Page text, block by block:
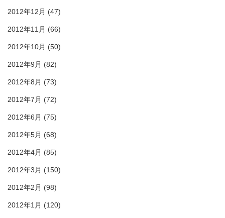
2012年12月 (47)
2012年11月 (66)
2012年10月 (50)
2012年9月 (82)
2012年8月 (73)
2012年7月 (72)
2012年6月 (75)
2012年5月 (68)
2012年4月 (85)
2012年3月 (150)
2012年2月 (98)
2012年1月 (120)